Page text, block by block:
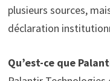
plusieurs sources,
déclaration
Qu’est-ce que